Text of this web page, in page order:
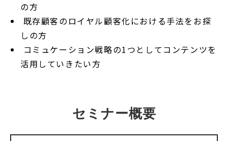
の方
既存顧客のロイヤル顧客化における手法をお探
しの方
コミュケーション戦略の1つとしてコンテンツを
活用していきたい方
セミナー概要